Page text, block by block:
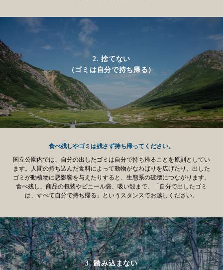
2. 捨てない
（ゴミは自分で持ち帰る）
食べ残しやゴミは残さず持ち帰ってください。
国立公園内では、自分の出したゴミは自分で持ち帰ることを原則としてい
ます。人間の持ち込んだ食料によって動物がなわばりを広げたり、出した
ゴミが動植物に悪影響を与えたりすると、生態系の破壊につながります。
食べ残し、商品の包装やビニール袋、吸い殻まで、「自分で出したゴミ
は、すべて自分で持ち帰る」というスタンスでお越しください。
3. 踏み込まない